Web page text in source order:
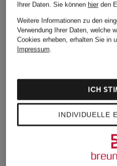
HANRO
Schlafshorts SLEEP &
LOUNGE
BOSS
39,95 €
Ihrer Daten. Sie können hierden
Weitere Informationen zu den
Verwendung Ihrer Daten, welche
Cookies erheben, erhalten Sie in
Impressum.
INDIVIDUELLE
ICH